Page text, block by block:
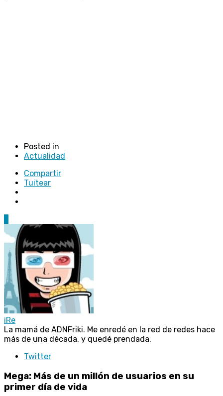
Posted in
Actualidad
Compartir
Tuitear
iRe
La mamá de ADNFriki. Me enredé en la red de redes hace
más de una década, y quedé prendada.
Twitter
Mega: Más de un millón de usuarios en su
primer día de vida